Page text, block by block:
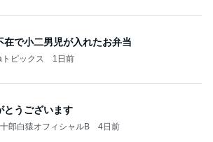
在で小二男児が入れたお弁当
ピックス 1日前
とうございます
郎白猿オフィシャルB 4日前